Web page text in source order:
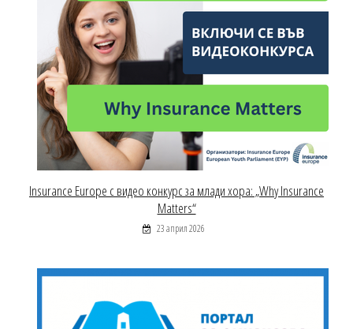
Insurance Europe с видео конкурс за млади хора: „Why Insurance
Matters“
23 април 2026